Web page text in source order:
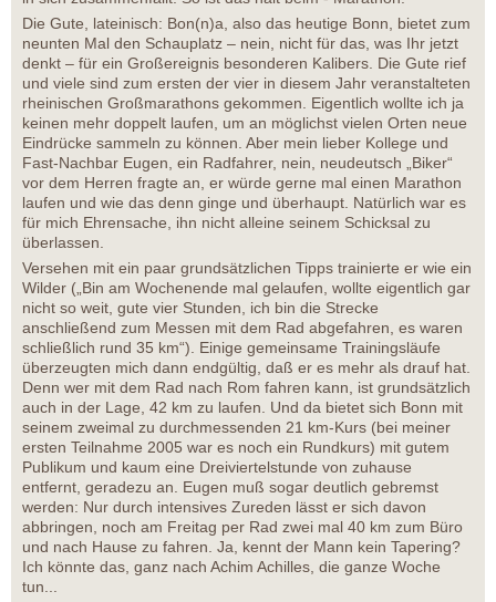
Die Gute, lateinisch: Bon(n)a, also das heutige Bonn, bietet zum
neunten Mal den Schauplatz – nein, nicht für das, was Ihr jetzt
denkt – für ein Großereignis besonderen Kalibers. Die Gute rief
und viele sind zum ersten der vier in diesem Jahr veranstalteten
rheinischen Großmarathons gekommen. Eigentlich wollte ich ja
keinen mehr doppelt laufen, um an möglichst vielen Orten neue
Eindrücke sammeln zu können. Aber mein lieber Kollege und
Fast-Nachbar Eugen, ein Radfahrer, nein, neudeutsch „Biker“
vor dem Herren fragte an, er würde gerne mal einen Marathon
laufen und wie das denn ginge und überhaupt. Natürlich war es
für mich Ehrensache, ihn nicht alleine seinem Schicksal zu
überlassen.
Versehen mit ein paar grundsätzlichen Tipps trainierte er wie ein
Wilder („Bin am Wochenende mal gelaufen, wollte eigentlich gar
nicht so weit, gute vier Stunden, ich bin die Strecke
anschließend zum Messen mit dem Rad abgefahren, es waren
schließlich rund 35 km“). Einige gemeinsame Trainingsläufe
überzeugten mich dann endgültig, daß er es mehr als drauf hat.
Denn wer mit dem Rad nach Rom fahren kann, ist grundsätzlich
auch in der Lage, 42 km zu laufen. Und da bietet sich Bonn mit
seinem zweimal zu durchmessenden 21 km-Kurs (bei meiner
ersten Teilnahme 2005 war es noch ein Rundkurs) mit gutem
Publikum und kaum eine Dreiviertelstunde von zuhause
entfernt, geradezu an. Eugen muß sogar deutlich gebremst
werden: Nur durch intensives Zureden lässt er sich davon
abbringen, noch am Freitag per Rad zwei mal 40 km zum Büro
und nach Hause zu fahren. Ja, kennt der Mann kein Tapering?
Ich könnte das, ganz nach Achim Achilles, die ganze Woche
tun...